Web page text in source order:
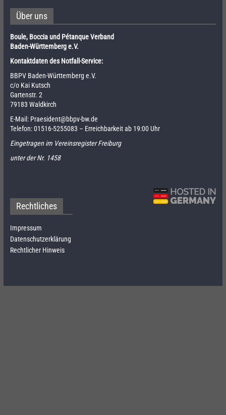
Über uns
Boule, Boccia und Pétanque Verband
Baden-Württemberg e.V.
Kontaktdaten des Notfall-Service:
BBPV Baden-Württemberg e.V.
c/o Kai Kutsch
Gartenstr. 2
79183 Waldkirch
E-Mail: Praesident@bbpv-bw.de
Telefon:01516-5255083 – Erreichbarkeit ab 19:00 Uhr
Eingetragen im Vereinsregister Freiburg
unter der Nr. 1458
Rechtliches
Impressum
Datenschutzerklärung
Rechtlicher Hinweis